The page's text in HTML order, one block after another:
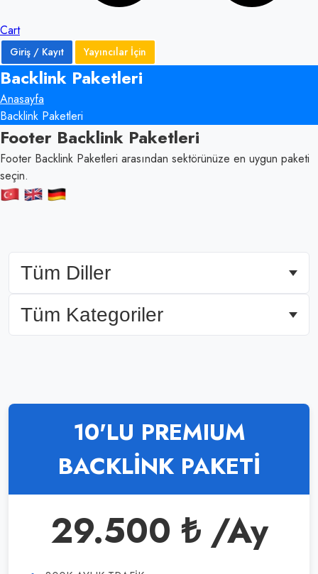
Cart
Giriş / Kayıt Yayıncılar İçin
Backlink Paketleri
Anasayfa
Backlink Paketleri
Footer Backlink Paketleri
Footer Backlink Paketleri arasından sektörünüze en uygun paketi
seçin.
10'LU PREMIUM
BACKLİNK PAKETİ
29.500 ₺ /Ay